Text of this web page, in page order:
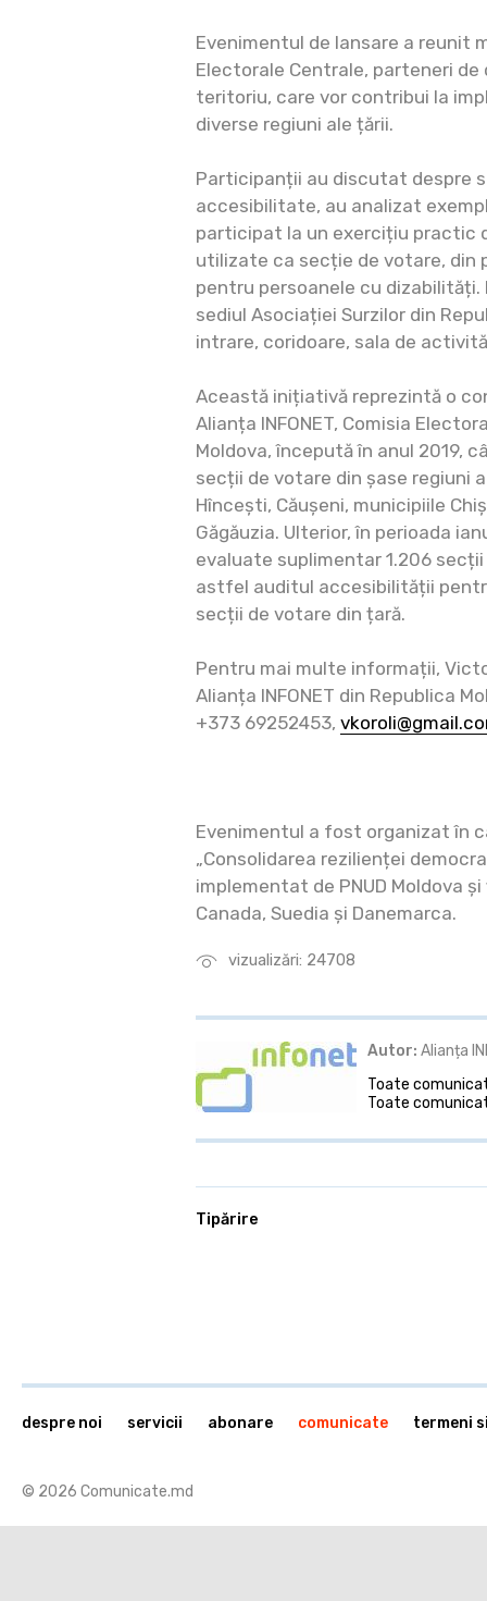
vizualizări: 24708
Evenimentul de lansare a reunit
Electorale Centrale, parteneri
teritoriu, care vor contribui la
diverse regiuni ale țării.
Participanții au discutat despre
accesibilitate, au analizat
participat la un exercițiu practic
utilizate ca secție de votare, din
pentru persoanele cu
sediul Asociației Surzilor din
intrare, coridoare, sala de
Această inițiativă reprezintă o
Alianța INFONET, Comisia
Moldova, începută în anul 2019,
secții de votare din șase regiuni
Hîncești, Căușeni, municipiile
Găgăuzia. Ulterior, în perioada
evaluate suplimentar 1.206
astfel auditul accesibilității
secții de votare din țară.
Pentru mai multe informații,
Alianța INFONET din Republica
+373 69252453,
Evenimentul a fost organizat în
„Consolidarea rezilienței
implementat de PNUD Moldova
Canada, Suedia și Danemarca.
Autor: Alianța
Toate
Toate
Tipărire
© 2026 Comunicate.md
despre noi servicii abonare comunicate termeni